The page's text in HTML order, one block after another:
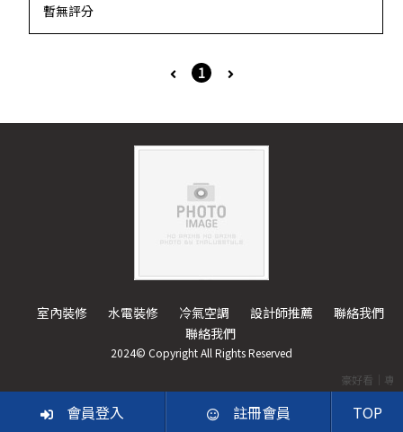
暫無評分
1
室內裝修 水電裝修 冷氣空調 設計師推薦
聯絡我們
聯絡我們
2024© Copyright All Rights Reserved
豪好看｜專
TOP
會員登入 註冊會員